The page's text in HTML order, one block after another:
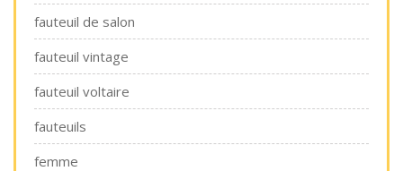
fauteuil de salon
fauteuil vintage
fauteuil voltaire
fauteuils
femme